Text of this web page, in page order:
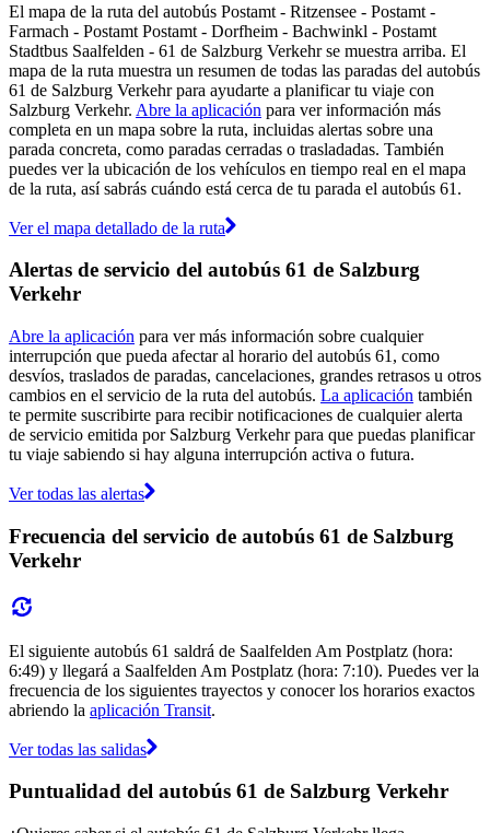
El mapa de la ruta del autobús Postamt - Ritzensee - Postamt -
Farmach - Postamt Postamt - Dorfheim - Bachwinkl - Postamt
Stadtbus Saalfelden - 61 de Salzburg Verkehr se muestra arriba. El
mapa de la ruta muestra un resumen de todas las paradas del autobús
61 de Salzburg Verkehr para ayudarte a planificar tu viaje con
Salzburg Verkehr. Abre la aplicación para ver información más
completa en un mapa sobre la ruta, incluidas alertas sobre una
parada concreta, como paradas cerradas o trasladadas. También
puedes ver la ubicación de los vehículos en tiempo real en el mapa
de la ruta, así sabrás cuándo está cerca de tu parada el autobús 61.
Ver el mapa detallado de la ruta
Alertas de servicio del autobús 61 de Salzburg
Verkehr
Abre la aplicación para ver más información sobre cualquier
interrupción que pueda afectar al horario del autobús 61, como
desvíos, traslados de paradas, cancelaciones, grandes retrasos u otros
cambios en el servicio de la ruta del autobús. La aplicación también
te permite suscribirte para recibir notificaciones de cualquier alerta
de servicio emitida por Salzburg Verkehr para que puedas planificar
tu viaje sabiendo si hay alguna interrupción activa o futura.
Ver todas las alertas
Frecuencia del servicio de autobús 61 de Salzburg
Verkehr
El siguiente autobús 61 saldrá de Saalfelden Am Postplatz (hora:
6:49) y llegará a Saalfelden Am Postplatz (hora: 7:10). Puedes ver la
frecuencia de los siguientes trayectos y conocer los horarios exactos
abriendo la aplicación Transit.
Ver todas las salidas
Puntualidad del autobús 61 de Salzburg Verkehr